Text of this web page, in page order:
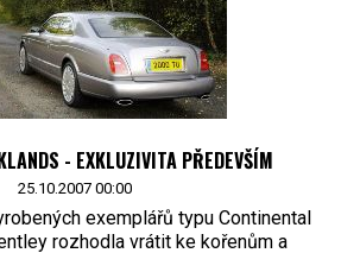
- EXKLUZIVITA PŘEDEVŠÍM
25.10.2007 00:00
exemplářů typu Continental
rozhodla vrátit ke kořenům a